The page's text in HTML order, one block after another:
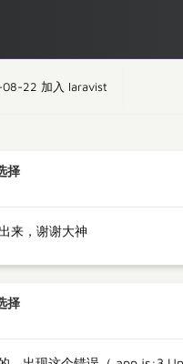
08-22 加入 laravist
择
来，谢谢大神
择